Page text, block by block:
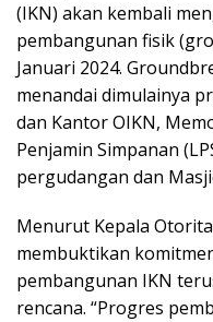
(IKN) akan kembali
pembangunan fisik
Januari 2024.
menandai dimulainya
dan Kantor OIKN,
Penjamin Simpanan
pergudangan dan
Menurut Kepala
membuktikan
pembangunan IKN
rencana. “Progres